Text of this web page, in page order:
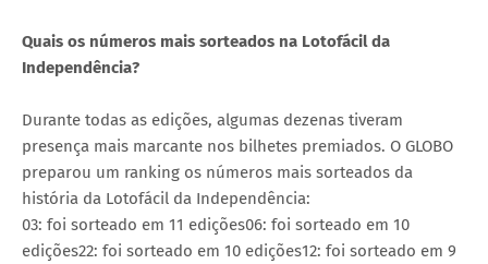
Quais os números mais sorteados na Lotofácil da
Independência?
Durante todas as edições, algumas dezenas tiveram
presença mais marcante nos bilhetes premiados. O GLOBO
preparou um ranking os números mais sorteados da
história da Lotofácil da Independência:
03: foi sorteado em 11 edições06: foi sorteado em 10
edições22: foi sorteado em 10 edições12: foi sorteado em 9